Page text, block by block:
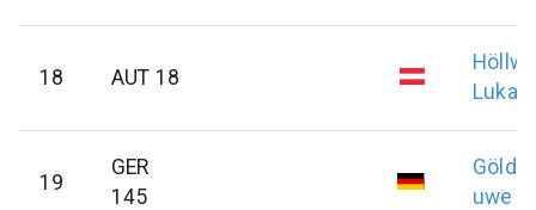
18 AUT 18
Lukas
19
GER
145
uwe